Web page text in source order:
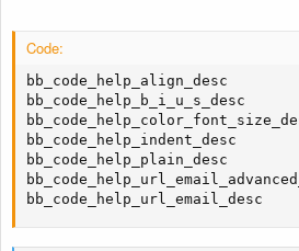
Code:
bb_code_help_align_desc
bb_code_help_b_i_u_s_desc
bb_code_help_indent_desc
bb_code_help_plain_desc
bb_code_help_url_email_desc